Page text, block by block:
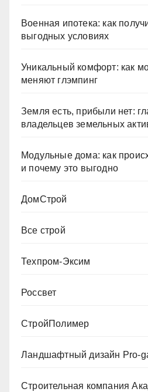
Военная ипотека: как
выгодных условиях
Уникальный комфорт: как
меняют глэмпинг
Земля есть, прибыли нет:
владельцев земельных
Модульные дома: как
и почему это выгодно
ДомСтрой
Все строй
Техпром-Эксим
Россвет
СтройПолимер
Ландшафтный дизайн Pro-
Строительная компания